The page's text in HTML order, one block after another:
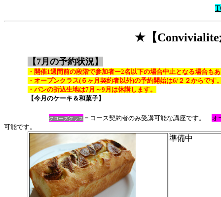
★【
【7月の予約状況】
・開催1週間前の段階で参加者ー2名以下の場合中止となる場合も
・オープンクラス(６ヶ月契約者以外)の予約開始は6/２２からです
・パンの折込生地は7月～9月は休講します。
【今月のケーキ＆和菓子】
クローズクラス ＝コース契約者のみ受講可能な講座です。 オ
可能です。
準備中